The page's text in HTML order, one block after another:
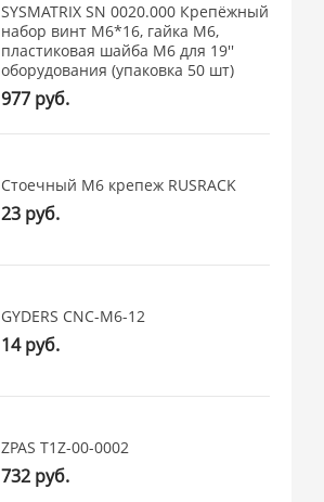
SYSMATRIX SN 0020.000 Крепёжный
набор винт М6*16, гайка М6,
пластиковая шайба М6 для 19''
оборудования (упаковка 50 шт)
977 руб.
Стоечный М6 крепеж RUSRACK
23 руб.
GYDERS CNC-M6-12
14 руб.
ZPAS T1Z-00-0002
732 руб.